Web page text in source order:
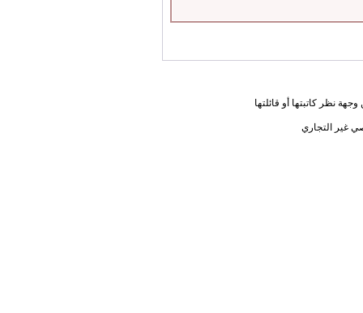
نظر كاتبتها أو قائلتها
غير التجاري